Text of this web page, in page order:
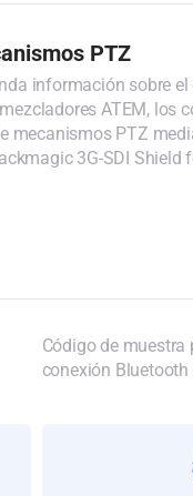
PTZ
información sobre
ATEM, los
mecanismos PTZ
3G-SDI Shield
Código de muestra
conexión